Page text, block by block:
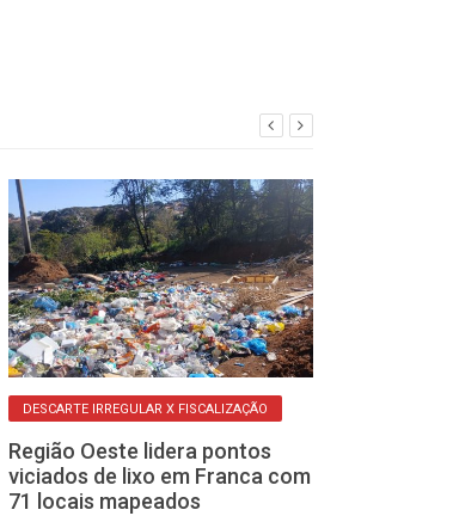
DESCARTE IRREGULAR X FISCALIZAÇÃO
Região Oeste lidera pontos
viciados de lixo em Franca com
71 locais mapeados